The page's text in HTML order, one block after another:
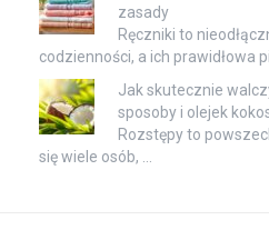
zasady
Ręczniki to
codzienności, a ich prawidłowa
Jak skutecznie
sposoby i olejek
Rozstępy to
się wiele osób, …